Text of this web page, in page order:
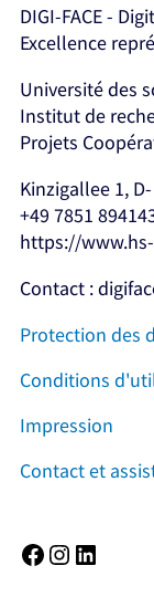
DIGI-FACE -
Excellence
Université des
Institut de
Projets
Kinzigallee 1,
+49 7851
https://
Contact :
Protection des
Conditions
Impression
Contact et
Facebook Instagram